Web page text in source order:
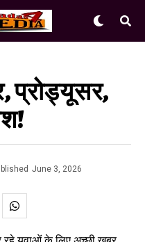
प्रोड्यूसर,
June 3, 2026